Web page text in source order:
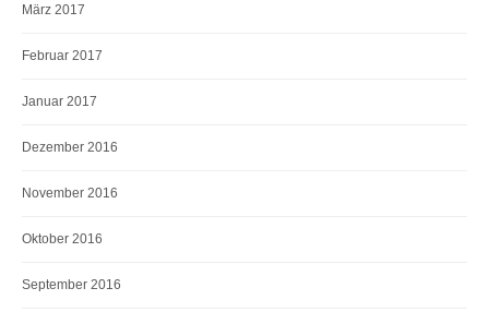
März 2017
Februar 2017
Januar 2017
Dezember 2016
November 2016
Oktober 2016
September 2016